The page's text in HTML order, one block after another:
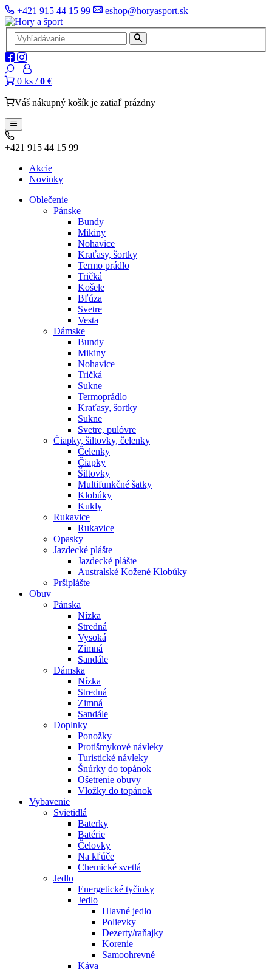
+421 915 44 15 99 eshop@horyasport.sk
0 ks / 0 €
Váš nákupný košík je zatiaľ prázdny
+421 915 44 15 99
Akcie
Novinky
Oblečenie
Pánske
Bundy
Mikiny
Nohavice
Kraťasy, šortky
Termo prádlo
Tričká
Košele
Bľúza
Svetre
Vesta
Dámske
Bundy
Mikiny
Nohavice
Tričká
Sukne
Termoprádlo
Kraťasy, šortky
Sukne
Svetre, pulóvre
Čiapky, šiltovky, čelenky
Čelenky
Čiapky
Šiltovky
Multifunkčné šatky
Klobúky
Kukly
Rukavice
Rukavice
Opasky
Jazdecké plášte
Jazdecké plášte
Australské Kožené Klobúky
Pršiplášte
Obuv
Pánska
Nízka
Stredná
Vysoká
Zimná
Sandále
Dámska
Nízka
Stredná
Zimná
Sandále
Doplnky
Ponožky
Protišmykové návleky
Turistické návleky
Šnúrky do topánok
Ošetrenie obuvy
Vložky do topánok
Vybavenie
Svietidlá
Baterky
Batérie
Čelovky
Na kľúče
Chemické svetlá
Jedlo
Energetické tyčinky
Jedlo
Hlavné jedlo
Polievky
Dezerty/raňajky
Korenie
Samoohrevné
Káva